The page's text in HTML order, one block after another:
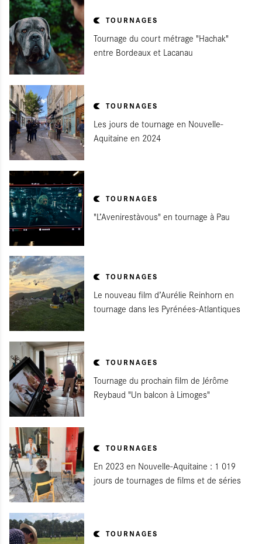
TOURNAGES
Tournage du court métrage "Hachak"
entre Bordeaux et Lacanau
TOURNAGES
Les jours de tournage en Nouvelle-
Aquitaine en 2024
TOURNAGES
"L’Avenirestàvous" en tournage à Pau
TOURNAGES
Le nouveau film d’Aurélie Reinhorn en
tournage dans les Pyrénées-Atlantiques
TOURNAGES
Tournage du prochain film de Jérôme
Reybaud "Un balcon à Limoges"
TOURNAGES
En 2023 en Nouvelle-Aquitaine : 1 019
jours de tournages de films et de séries
TOURNAGES